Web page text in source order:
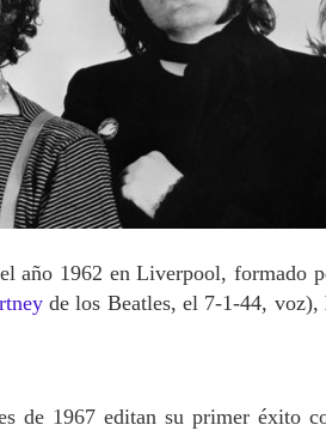
año 1962 en Liverpool, formado
de los Beatles, el 7-1-44, voz),
de 1967 editan su primer éxito